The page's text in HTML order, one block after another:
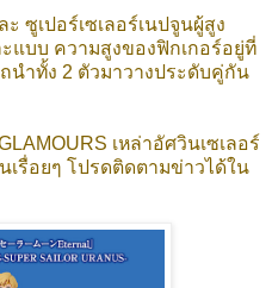
ซูเปอร์เซเลอร์เนปจูนผู้สูง
แบบ ความสูงของฟิกเกอร์อยู่ที่
นำทั้ง 2 ตัวมาวางประดับคู่กัน
เหล่าอัศวินเซเลอร์
เรื่อยๆ โปรดติดตามข่าวได้ใน